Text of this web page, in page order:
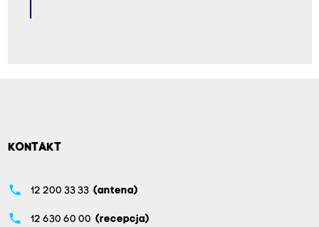
KONTAKT
phone 12 200 33 33 (antena)
phone 12 630 60 00 (recepcja)